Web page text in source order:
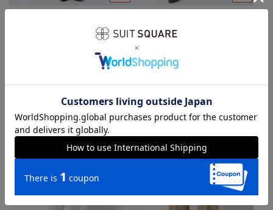
春夏／テーパードパンツ